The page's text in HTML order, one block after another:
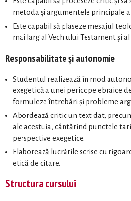
metoda și argumentele principale
Este capabil să plaseze mesajul
mai larg al Vechiului Testament și al
Responsabilitate și autonomie
Studentul realizează în mod
exegetică a unei pericope ebraice
formuleze întrebări și probleme
Abordează critic un text dat,
ale acestuia, cântărind punctele
perspective exegetice.
Elaborează lucrările scrise cu
etică de citare.
Structura cursului